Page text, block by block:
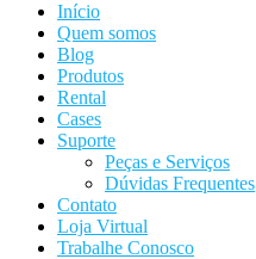
Início
Quem somos
Blog
Produtos
Rental
Cases
Suporte
Peças e Serviços
Dúvidas Frequentes
Contato
Loja Virtual
Trabalhe Conosco